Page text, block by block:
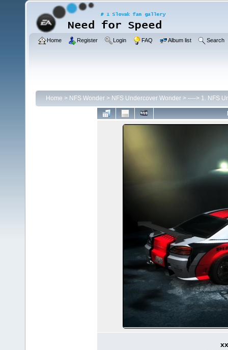
Home Register Login FAQ Album list Search
Home > NFS Wonder > NFS Undercover Wonder > ----> 1. NFS